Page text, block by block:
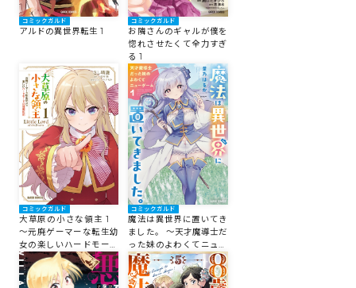
コミックガルド
アルドの異世界転生 1
コミックガルド
お隣さんのギャルが僕を
惚れさせたくて全力すぎ
る 1
コミックガルド
大草原の小さな領主 1
～元廃ゲーマーな転生幼
女の楽しいハードモード
辺境開拓記～
コミックガルド
魔法は異世界に置いてき
ました。 ～天才魔導士だ
った妹のよわくてニュー
ゲーム～ 1